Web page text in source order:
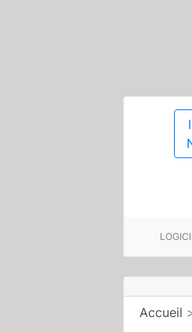
Accueil